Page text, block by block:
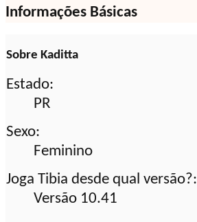
Informações Básicas
Sobre Kaditta
Estado:
PR
Sexo:
Feminino
Joga Tibia desde qual versão?:
Versão 10.41